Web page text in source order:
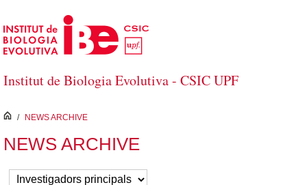
Skip to Main Content
Institut de Biologia Evolutiva - CSIC UPF
inici
/ NEWS ARCHIVE
NEWS ARCHIVE